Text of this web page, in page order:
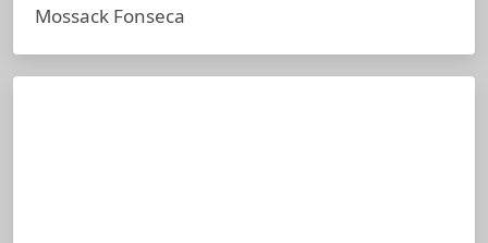
Mossack Fonseca